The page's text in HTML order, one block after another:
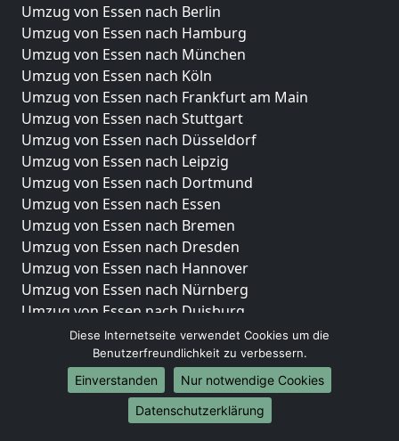
Umzug von Essen nach Berlin
Umzug von Essen nach Hamburg
Umzug von Essen nach München
Umzug von Essen nach Köln
Umzug von Essen nach Frankfurt am Main
Umzug von Essen nach Stuttgart
Umzug von Essen nach Düsseldorf
Umzug von Essen nach Leipzig
Umzug von Essen nach Dortmund
Umzug von Essen nach Essen
Umzug von Essen nach Bremen
Umzug von Essen nach Dresden
Umzug von Essen nach Hannover
Umzug von Essen nach Nürnberg
Umzug von Essen nach Duisburg
Umzug von Essen nach Bochum
Umzug von Essen nach Wuppertal
Umzug von Essen nach Bielefeld
Umzug von Essen nach Bonn
Umzug von Essen nach Münster
Diese Internetseite verwendet Cookies um die
Benutzerfreundlichkeit zu verbessern.
Einverstanden
Nur notwendige Cookies
Datenschutzerklärung